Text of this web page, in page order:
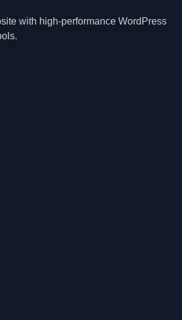
with high-performance WordPress